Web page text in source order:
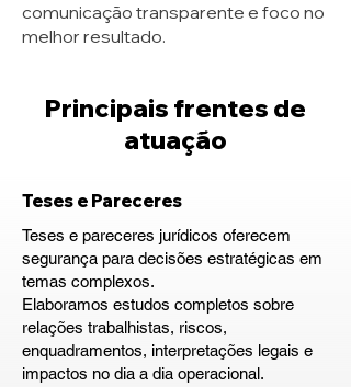
comunicação transparente e foco no
melhor resultado.
Principais frentes de
atuação
Teses e Pareceres
Teses e pareceres jurídicos oferecem
segurança para decisões estratégicas em
temas complexos.
Elaboramos estudos completos sobre
relações trabalhistas, riscos,
enquadramentos, interpretações legais e
impactos no dia a dia operacional.